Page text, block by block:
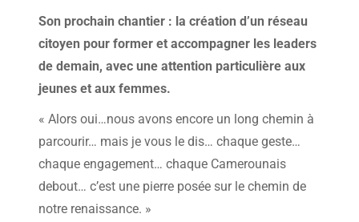
Son prochain chantier : la création d’un réseau
citoyen pour former et accompagner les leaders
de demain, avec une attention particulière aux
jeunes et aux femmes.
« Alors oui…nous avons encore un long chemin à
parcourir… mais je vous le dis… chaque geste…
chaque engagement… chaque Camerounais
debout… c’est une pierre posée sur le chemin de
notre renaissance. »